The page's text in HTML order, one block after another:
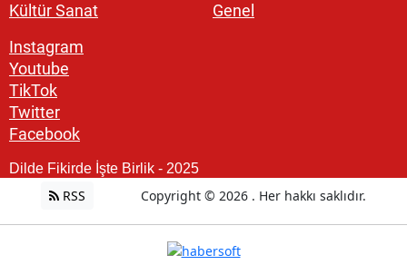
Kültür Sanat
Genel
Instagram
Youtube
TikTok
Twitter
Facebook
Dilde Fikirde İşte Birlik - 2025
RSS Copyright © 2026 . Her hakkı saklıdır.